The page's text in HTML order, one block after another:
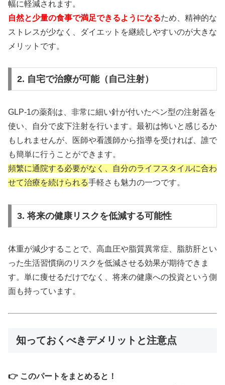
幅に軽減されます。
自然と少量の食事で満足できるようになるため、精神的な
ストレスが少なく、ダイエットを継続しやすいのが大きな
メリットです。
2. 自宅で治療が可能（自己注射）
GLP-1の薬剤は、非常に細い針が付いたペン型の注射器を
使い、自分で皮下注射を行います。最初は怖いと感じるか
もしれませんが、医師や看護師から指導を受ければ、誰で
も簡単に行うことができます。
頻繁に通院する必要がなく、自分のライフスタイルに合わ
せて治療を続けられる手軽さも魅力の一つです。
3. 将来の健康リスクを低減する可能性
体重が減少することで、高血圧や脂質異常症、脂肪肝とい
った生活習慣病のリスクを低減させる効果が期待できま
す。単に痩せるだけでなく、将来の健康への投資という側
面も持っています。
知っておくべきデメリットと注意点
👉 このパートをまとめると！